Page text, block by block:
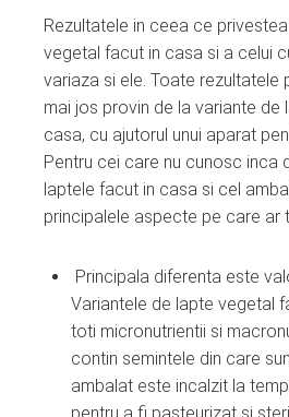
Rezultatele in ceea ce
vegetal facut in casa si a celui
variaza si ele. Toate rezultatele
mai jos provin de la variante de
casa, cu ajutorul unui aparat
Pentru cei care nu cunosc inca
laptele facut in casa si cel
principalele aspecte pe care ar
Principala diferenta este
Variantele de lapte vegetal
toti micronutrientii si
contin semintele din care
ambalat este incalzit la